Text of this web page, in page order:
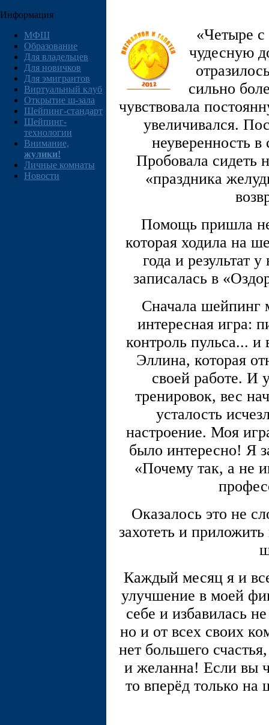
Информация
МФШ
Образование
Для владельцев
Для новичков
Для эмигрантов
Виртуальный клуб
Открытие ш-зала
Шейпинг-стандарт
Шейпинг-
технологии
Внимание,
жулики!
Личные комнаты
Новости
«Четыре с
чудесную
сильно
чувствовала
увеличивался.
неуверенность в
Пробовала сидеть
«праздника
Помощь пришла
которая ходила на
года и результат
записалась в
Сначала шейпинг
интересная игра:
контроль пульса...
Эллина, которая
своей работе. И
тренировок, вес
усталость
настроение. Моя
было интересно! Я
«Почему так, а не
Оказалось это не
захотеть и
Каждый месяц я и
улучшение в моей
себе и избавилась
но и от всех своих
нет большего
и желанна! Если вы
то вперёд только